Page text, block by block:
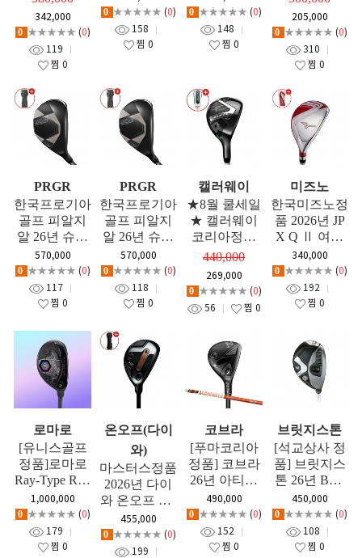
리티 GF
342,000
0 ★★★★★ (0)
119
찜 0
여성용 4번 L
유틸리티 GF
0 ★★★★★ (0)
158
찜 0
트) 남성용 유
틸리티 GF
0 ★★★★★ (0)
148
찜 0
시타채 GF
205,000
0 ★★★★★ (0)
310
찜 0
PRGR
한국프로기아
골프 피알지
알 26년 슈퍼
에그 헥사 (26
SUPER EGG
HEXA) 고반
발 유틸리티
GF
570,000
0 ★★★★★ (0)
117
찜 0
PRGR
한국프로기아
골프 피알지
알 26년 슈퍼
에그 헥사 (26
SUPER EGG
HEXA) 고반
발 유틸리티
570,000
0 ★★★★★ (0)
118
찜 0
캘러웨이
★8월 쿨세일
★ 캘러웨이
코리아정품
캘러웨이 엘
리트 (ELYTE)
맥스패스트
여성용 유틸
리티우드 GF
440,000
269,000
0 ★★★★★ (0)
56
찜 0
미즈노
한국미즈노정
품 2026년 JP
X Q Ⅱ 여성
유틸리티 GF
340,000
0 ★★★★★ (0)
192
찜 0
로마로
[유니스골프
정품]로마로
Ray-Type R Pl
us UT 남성용
유틸 GF
1,000,000
0 ★★★★★ (0)
179
찜 0
온오프(다이
와)
마스터스정품
2026년 다이
와 온오프 CB
T 526 남성 유
틸리티 GF
455,000
0 ★★★★★ (0)
199
코브라
[푸마코리아
정품] 코브라
26년 아티클
커스텀 OPT
M CUSTOM
유틸리티 TO
UR-AD DI G
490,000
0 ★★★★★ (0)
152
찜 0
브릿지스톤
[석교상사 정
품] 브릿지스
톤 26년 BX2
유틸리티 GF
450,000
0 ★★★★★ (0)
108
찜 0